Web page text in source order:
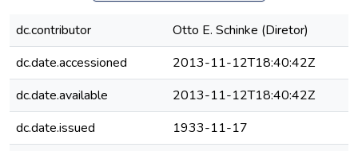
dc.contributor
Otto E. Schinke (Diretor)
dc.date.accessioned
2013-11-12T18:40:42Z
dc.date.available
2013-11-12T18:40:42Z
dc.date.issued
1933-11-17